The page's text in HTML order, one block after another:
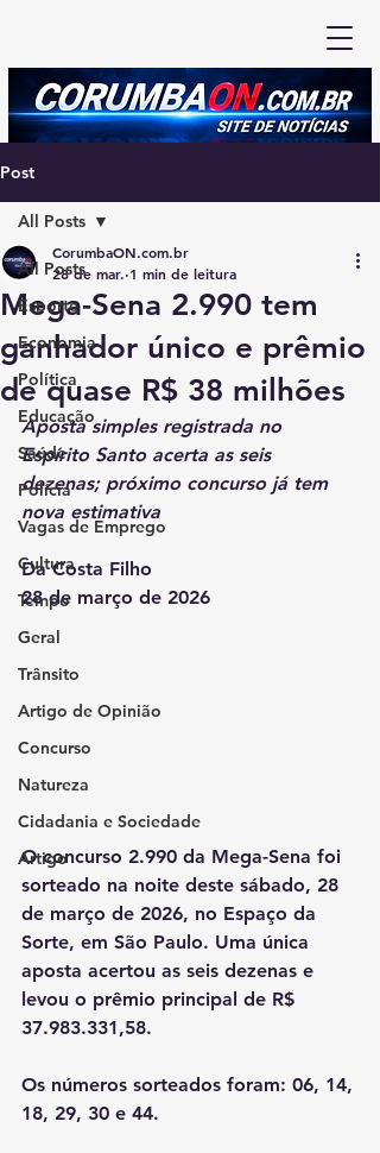
Post
All Posts
Esporte
Economia
Política
Educação
Saúde
Polícia
Vagas de Emprego
Cultura
Tempo
Geral
Trânsito
Artigo de Opinião
Concurso
Natureza
Cidadania e Sociedade
Artigo
All Posts
Mega-Sena 2.990 tem
ganhador único e prêmio
de quase R$ 38 milhões
CorumbaON.com.br
28 de mar. 1 min de leitura
Aposta simples registrada no
Espírito Santo acerta as seis
dezenas; próximo concurso já tem
nova estimativa
Da Costa Filho
28 de março de 2026
O concurso 2.990 da Mega-Sena foi
sorteado na noite deste sábado, 28
de março de 2026, no Espaço da
Sorte, em São Paulo. Uma única
aposta acertou as seis dezenas e
levou o prêmio principal de R$
37.983.331,58.
Os números sorteados foram: 06, 14,
18, 29, 30 e 44.